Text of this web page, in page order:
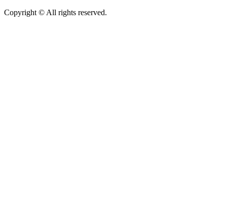
Copyright © All rights reserved.